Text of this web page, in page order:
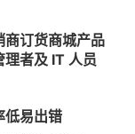
商订货商城产品
者及 IT 人员
低易出错